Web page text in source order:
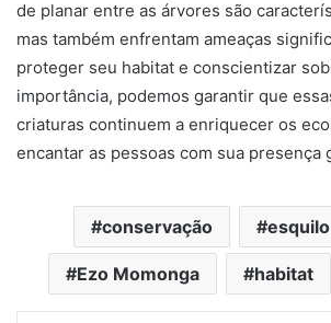
de planar entre as árvores são
mas também enfrentam ameaças
proteger seu habitat e conscientizar
importância, podemos garantir que
criaturas continuem a enriquecer os
encantar as pessoas com sua presença
conservação
Ezo Momonga habitat